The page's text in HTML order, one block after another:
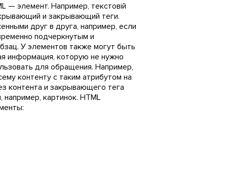
— элемент. Например, текстовій
и закрывающий теги.
друг в друга, например, если
подчеркнутым и
У элементов также могут быть
информация, которую не нужно
для обращения. Например,
контенту с таким атрибутом на
контента и закрывающего тега
например, картинок. HTML